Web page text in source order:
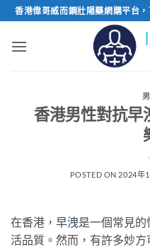
Skip
to
content
香港偉哥威而鋼壯陽藥網購平台
香港男性對抗早
POSTED ON 2024年
在香港， 早洩是一個常見
活品質。然而，有許多妙